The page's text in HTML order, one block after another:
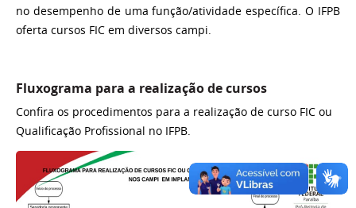
no desempenho de uma função/atividade específica. O IFPB
oferta cursos FIC em diversos campi.
Fluxograma para a realização de cursos
Confira os procedimentos para a realização de curso FIC ou
Qualificação Profissional no IFPB.